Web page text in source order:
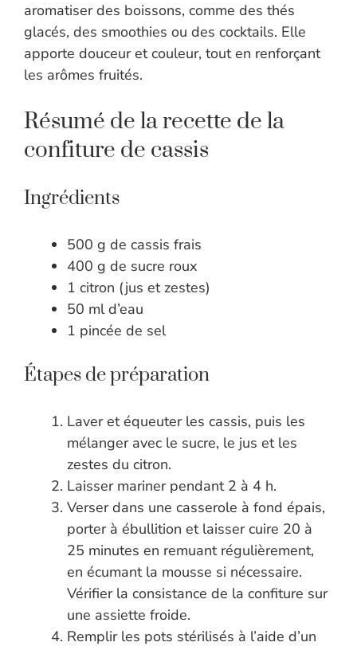
aromatiser des boissons, comme des thés
glacés, des smoothies ou des cocktails. Elle
apporte douceur et couleur, tout en renforçant
les arômes fruités.
Résumé de la recette de la
confiture de cassis
Ingrédients
500 g de cassis frais
400 g de sucre roux
1 citron (jus et zestes)
50 ml d’eau
1 pincée de sel
Étapes de préparation
Laver et équeuter les cassis, puis les
mélanger avec le sucre, le jus et les
zestes du citron.
Laisser mariner pendant 2 à 4 h.
Verser dans une casserole à fond épais,
porter à ébullition et laisser cuire 20 à
25 minutes en remuant régulièrement,
en écumant la mousse si nécessaire.
Vérifier la consistance de la confiture sur
une assiette froide.
Remplir les pots stérilisés à l’aide d’un